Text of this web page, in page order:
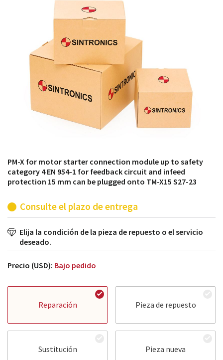
módulos antiguos a un alto nivel técnico o sustitución
de módulos descontinuados por módulos del propio
PM-X for motor starter connection module up to safety
category 4 EN 954-1 for feedback circuit and infeed
protection 15 mm can be plugged onto TM-X15 S27-23
Consulte el plazo de entrega
Elija la condición de la pieza de repuesto o el servicio
deseado.
Precio (USD): Bajo pedido
Reparación Pieza de repuesto
Sustitución Pieza nueva